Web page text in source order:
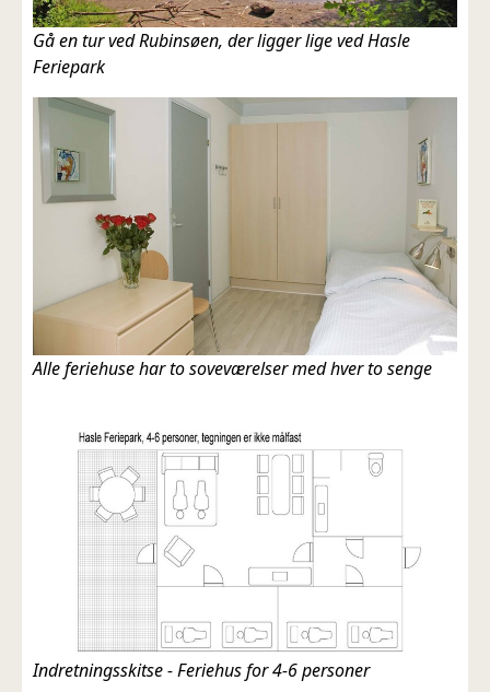
Gå en tur ved Rubinsøen, der ligger lige ved Hasle
Feriepark
Alle feriehuse har to soveværelser med hver to senge
Indretningsskitse - Feriehus for 4-6 personer